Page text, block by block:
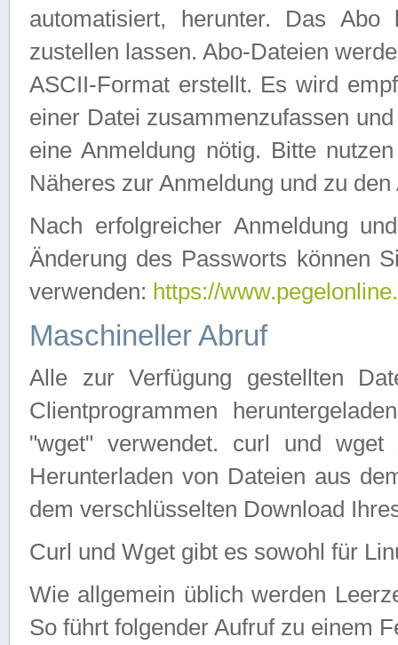
automatisiert, herunter. Das
zustellen lassen. Abo-Dateien
ASCII-Format erstellt. Es wird
einer Datei zusammenzufassen
eine Anmeldung nötig. Bitte
Näheres zur Anmeldung und zu
Nach erfolgreicher Anmeldung
Änderung des Passworts können
verwenden: https://
Maschineller Abruf
Alle zur Verfügung gestellten
Clientprogrammen
"wget" verwendet. curl und wget
Herunterladen von Dateien aus
dem verschlüsselten Download
Curl und Wget gibt es sowohl für
Wie allgemein üblich werden
So führt folgender Aufruf zu einem